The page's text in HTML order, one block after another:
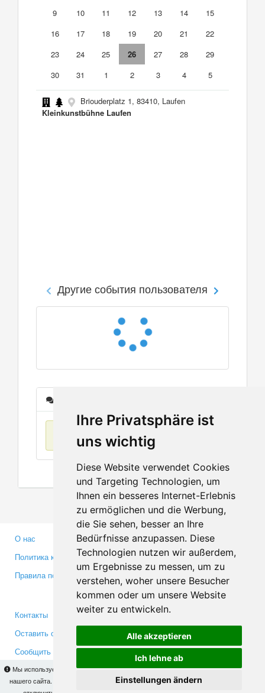
Ihre Privatsphäre ist
uns wichtig
Diese Website verwendet Cookies
und Targeting Technologien, um
Ihnen ein besseres Internet-Erlebnis
zu ermöglichen und die Werbung,
die Sie sehen, besser an Ihre
Bedürfnisse anzupassen. Diese
Technologien nutzen wir außerdem,
um Ergebnisse zu messen, um zu
verstehen, woher unsere Besucher
kommen oder um unsere Website
weiter zu entwickeln.
Alle akzeptieren
Ich lehne ab
Einstellungen ändern
Мы используем cookies для того, чтобы Вы могли использовать весь функционал
нашего сайта. На
Вы сможете узнать подробности и, при желании,
9
10 11 12 13 14
15
16
17 18 19 20 21
22
23
24 25 26 27 28
29
30
31 1 2 3 4 5
Briouderplatz 1, 83410, Laufen
Kleinkunstbühne Laufen
Другие события пользователя
О нас
Политика конфиденциальности
Правила пользования
Партнерам
Инвесторам
Медиа
Контакты
Оставить отзыв
Сообщить об ошибке
Facebook
Twitter
YouTube
Google+